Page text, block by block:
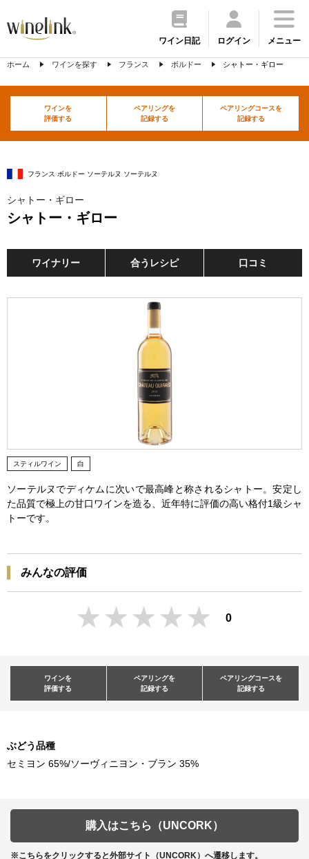
ワイン日記 ログイン メニュー
ホーム ワインを探す フランス ボルドー シャトー・ギロー
ワインを
評価する
ペアリングを
記録する
ペアリングコースを
記録する
フランス ボルドー ソーテルヌ ソーテルヌ
シャトー・ギロー
シャトー・ギロー
ワイナリー 合うレシピ 口コミ
スティルワイン 白
ソーテルヌでディケムに次いで最高峰と称されるシャトー。安定し
た品質で極上の甘口ワインを造る、近年特に評価の高い格付1級シャ
トーです。
みんなの評価
0
ワインを
評価する
ペアリングを
記録する
ペアリングコースを
記録する
ぶどう品種
セミヨン 65%/ソーヴィニヨン・ブラン 35%
購入はこちら（UNCORK）
※こちらをクリックすると外部サイト（UNCORK）へ遷移します。